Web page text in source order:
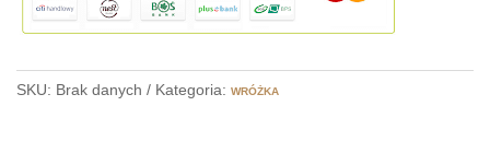
SKU: Brak danych Kategoria: WRÓŻKA